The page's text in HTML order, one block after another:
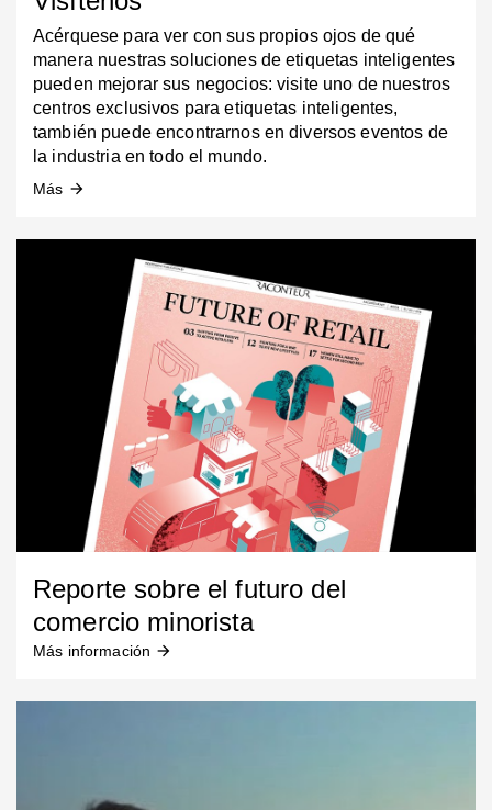
Acérquese para ver con sus propios ojos de qué
manera nuestras soluciones de etiquetas inteligentes
pueden mejorar sus negocios: visite uno de nuestros
centros exclusivos para etiquetas inteligentes,
también puede encontrarnos en diversos eventos de
la industria en todo el mundo.
Más arrow_forward
Reporte sobre el futuro del
comercio minorista
Más información arrow_forward